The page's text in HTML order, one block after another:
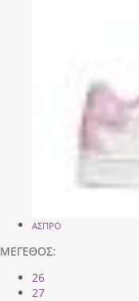
ΑΣΠΡΟ
ΜΕΓΕΘΟΣ:
26
27